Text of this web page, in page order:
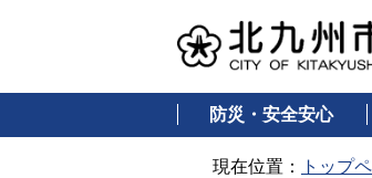
防災・安全安心
現在位置： トップ